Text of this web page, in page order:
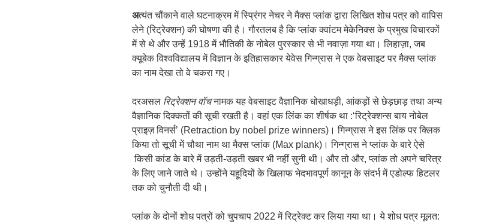
अत्यंत चौंकाने वाले घटनाक्रम में स्प्रिंगर नेचर ने मैक्स प्लांक द्वारा लिखित शोध पत्र को वापिस
लेने (रिट्रेक्शन) की घोषणा की है। गौरतलब है कि प्लांक क्वांटम मेकेनिक्स के प्रमुख विचारकों
में से थे और उन्हें 1918 में भौतिकी के नोबेल पुरस्कार से भी नवाज़ा गया था। लिहाज़ा, जब
क्यूबेक विश्वविद्यालय में विज्ञान के इतिहासकार येवेस गिन्ग्रास ने एक वेबसाइट पर मैक्स प्लांक
का नाम देखा तो वे चकरा गए।
दरअसल रिट्रेक्शन वॉचनामक यह वेबसाइट वैज्ञानिक धोखाधड़ी, आंकड़ों से छेड़छाड़ तथा अन्य
वैज्ञानिक दिक्कतों की सूची रखती है। वहां एक लिंक का शीर्षक था :‘रिट्रेक्शन्स बाय नोबेल
प्राइज़ विनर्स’ (Retraction by nobel prize winners)। गिन्ग्रास ने इस लिंक पर क्लिक
किया तो सूची में चौथा नाम था मैक्स प्लांक (Max plank)। गिन्ग्रास ने प्लांक के बारे ऐसे
किसी कांड के बारे में उड़ती-उड़ती खबर भी नहीं सुनी थी। और तो और, प्लांक तो अपने चरित्र
के लिए जाने जाते थे। उन्होंने यहूदियों के खिलाफ भेदभावपूर्ण कानून के संदर्भ में एडोल्फ हिटलर
तक को चुनौती दी थी।
प्लांक के दोनों शोध पत्रों को चुपचाप 2022 में रिट्रेक्ट कर लिया गया था। ये शोध पत्र मूलत: